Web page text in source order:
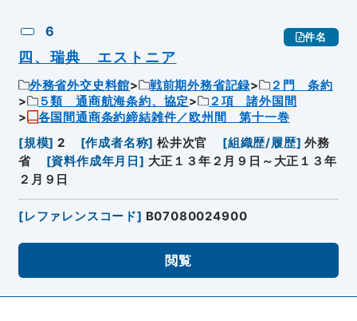
6 件名
四、瑞典 エストニア
外務省外交史料館 戦前期外務省記録
２門 条約
５類 通商航海条約、協定
２項 諸外国間
各国間通商条約締結雑件／欧州間 第十一巻
[規模] 2 [作成者名称] 松井次官 [組織歴/履歴] 外務
省
[資料作成年月日 ] 大正１３年２月９日～大正１３年
２月９日
[レファレンスコード] B07080024900
閲覧